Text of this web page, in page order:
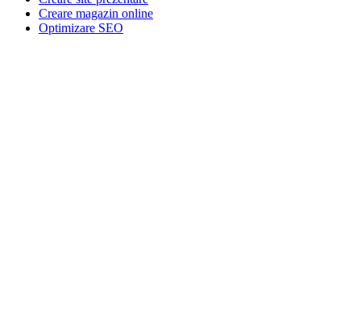
Creare magazin online
Optimizare SEO